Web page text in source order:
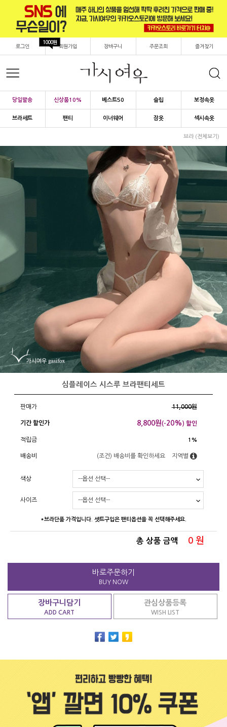
로그인 회원가입
1000원
장바구니 주문조회 즐겨찾기
당일발송 신상품10% 베스트50 슬립 보정속옷
브라세트 팬티 이너웨어 잠옷 섹시속옷
브라 (전체보기)
심플레이스 시스루 브라팬티세트
판매가 11,000원
기간 할인가 8,800원(-20%) 할인
적립금 1%
배송비 (조건) 배송비를 확인하세요 지역별
색상
사이즈
*브라단품 가격입니다. 셋트구입은 팬티옵션을 꼭 선택해주세요.
총 상품 금액 0 원
바로주문하기
BUY NOW
장바구니담기
ADD CART
관심상품등록
WISH LIST